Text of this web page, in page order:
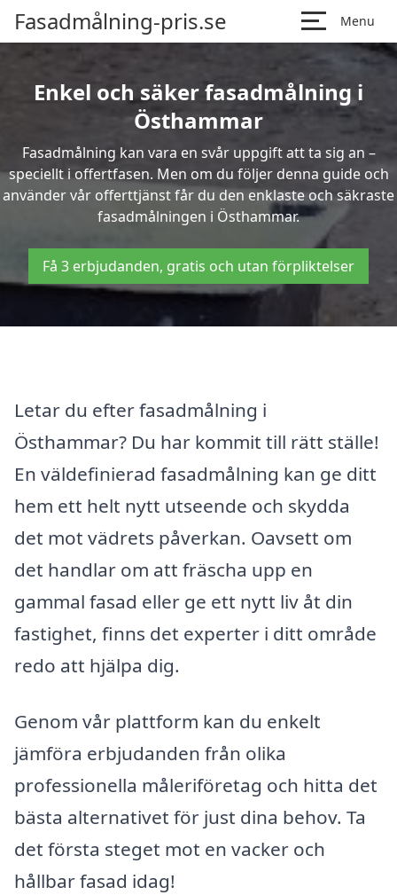
Fasadmålning-pris.se Menu
Enkel och säker fasadmålning i
Östhammar
Fasadmålning kan vara en svår uppgift att ta sig an –
speciellt i offertfasen. Men om du följer denna guide och
använder vår offerttjänst får du den enklaste och säkraste
fasadmålningen i Östhammar.
Få 3 erbjudanden, gratis och utan förpliktelser
Letar du efter fasadmålning i
Östhammar? Du har kommit till rätt ställe!
En väldefinierad fasadmålning kan ge ditt
hem ett helt nytt utseende och skydda
det mot vädrets påverkan. Oavsett om
det handlar om att fräscha upp en
gammal fasad eller ge ett nytt liv åt din
fastighet, finns det experter i ditt område
redo att hjälpa dig.
Genom vår plattform kan du enkelt
jämföra erbjudanden från olika
professionella måleriföretag och hitta det
bästa alternativet för just dina behov. Ta
det första steget mot en vacker och
hållbar fasad idag!